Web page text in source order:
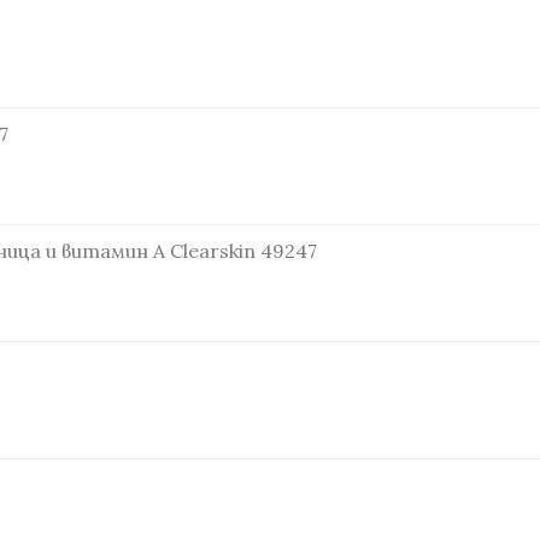
и витамин А Clearskin 49247